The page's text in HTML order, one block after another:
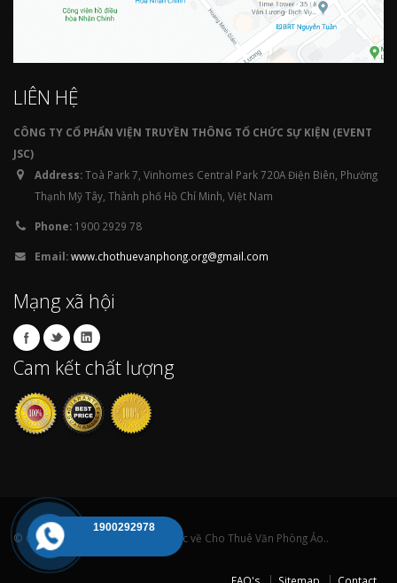
LIÊN HỆ
CÔNG TY CỔ PHẨN VIỆN TRUYỀN THÔNG TỔ CHỨC SỰ KIỆN (EVENT
JSC)
Address:Toà Park 7, Vinhomes Central Park 720A Điện Biên, Phường
Thạnh Mỹ Tây, Thành phố Hồ Chí Minh, Việt Nam
Phone: 1900 2929 78
Email:www.chothuevanphong.org@gmail.com
Mạng xã hội
Cam kết chất lượng
© Copyright 2009 Bản quyền thuộc về Cho Thuê Văn Phòng Ảo..
1900292978